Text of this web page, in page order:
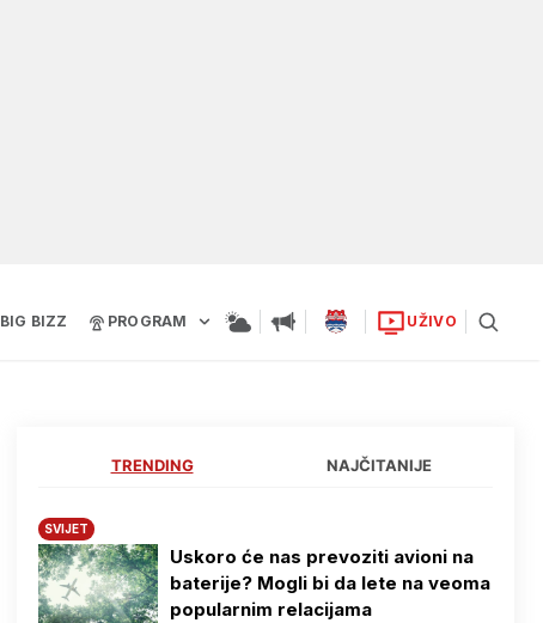
BIG BIZZ PROGRAM UŽIVO
TRENDING NAJČITANIJE
SVIJET
Uskoro će nas prevoziti avioni na
baterije? Mogli bi da lete na veoma
popularnim relacijama